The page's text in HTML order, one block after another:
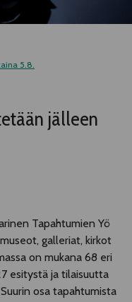
5.8.
jälleen
Tapahtumien Yö
galleriat, kirkot
on mukana 68 eri
esitystä ja tilaisuutta
osa tapahtumista